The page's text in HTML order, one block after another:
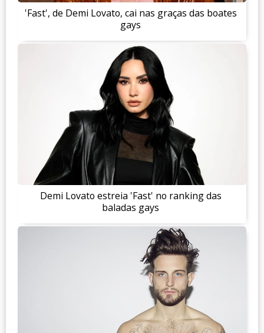
'Fast', de Demi Lovato, cai nas graças das boates
gays
Demi Lovato estreia 'Fast' no ranking das
baladas gays